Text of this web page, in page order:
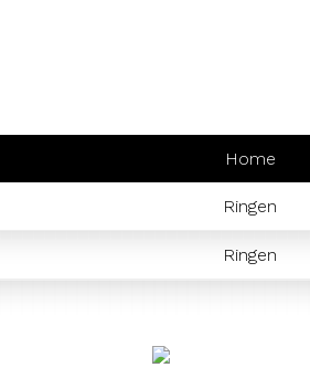
Home
Ringen
Ringen